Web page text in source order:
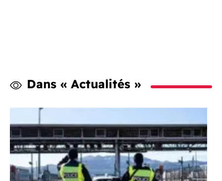
Dans « Actualités »